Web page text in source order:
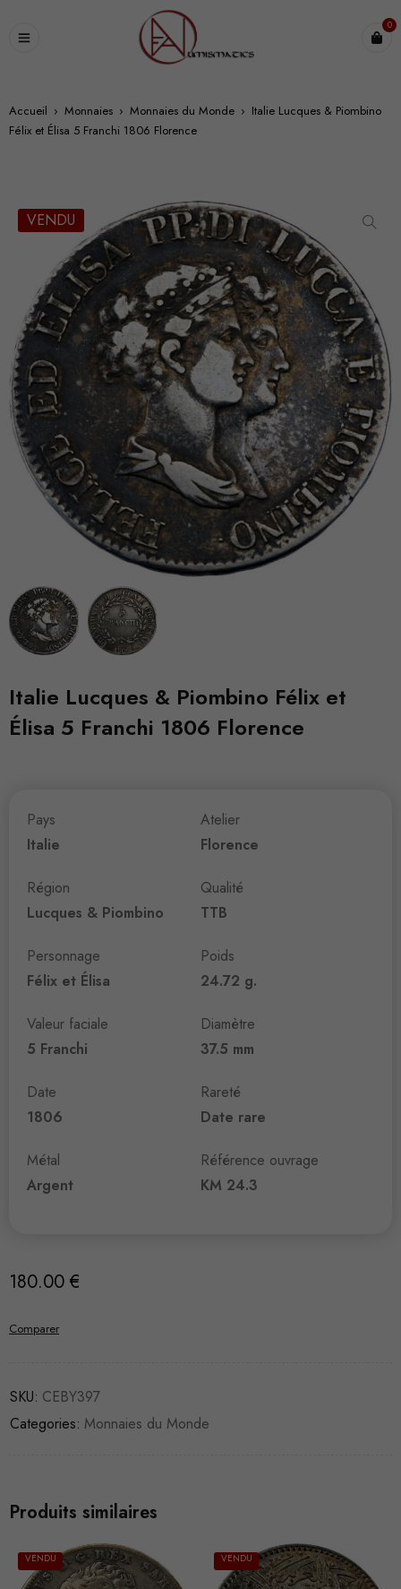
0
Accueil › Monnaies › Monnaies du Monde › Italie Lucques & Piombino
Félix et Élisa 5 Franchi 1806 Florence
VENDU
Italie Lucques & Piombino Félix et
Élisa 5 Franchi 1806 Florence
Pays
Italie
Région
Lucques & Piombino
Personnage
Félix et Élisa
Valeur faciale
5 Franchi
Date
1806
Métal
Argent
Atelier
Florence
Qualité
TTB
Poids
24.72 g.
Diamètre
37.5 mm
Rareté
Date rare
Référence ouvrage
KM 24.3
180.00 €
Comparer
SKU: CEBY397
Categories: Monnaies du Monde
Produits similaires
VENDU VENDU